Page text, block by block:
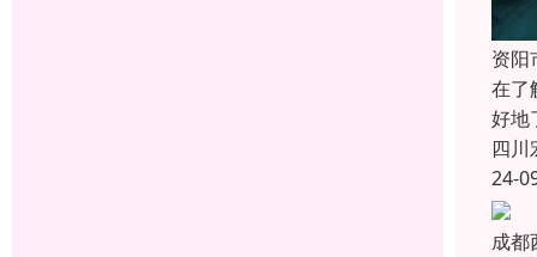
资阳
在了
好地
四川
24-
成都